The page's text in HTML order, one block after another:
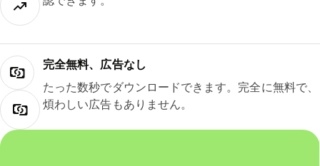
完全無料、広告なし
たった数秒でダウンロードできます。完全に無料で、
煩わしい広告もありません。